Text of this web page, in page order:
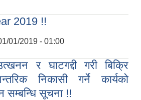
2019 !!
01/2019 - 01:00
र घाटगद्दी गरी बिक्रि
निकासी गर्ने कार्यको
सम्बन्धि सूचना !!